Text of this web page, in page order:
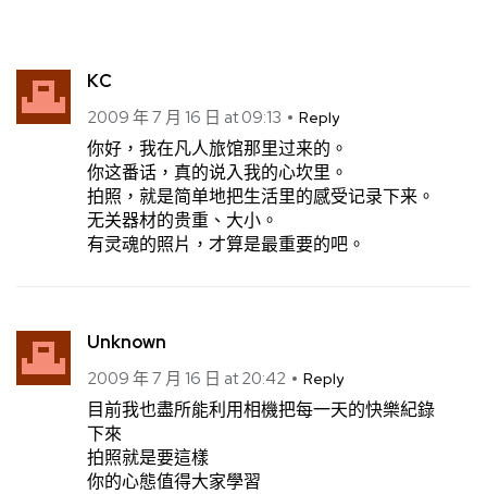
KC
2009 年 7 月 16 日 at 09:13 Reply
你好，我在凡人旅馆那里过来的。
你这番话，真的说入我的心坎里。
拍照，就是简单地把生活里的感受记录下来。
无关器材的贵重、大小。
有灵魂的照片，才算是最重要的吧。
Unknown
2009 年 7 月 16 日 at 20:42 Reply
目前我也盡所能利用相機把每一天的快樂紀錄
下來
拍照就是要這樣
你的心態值得大家學習